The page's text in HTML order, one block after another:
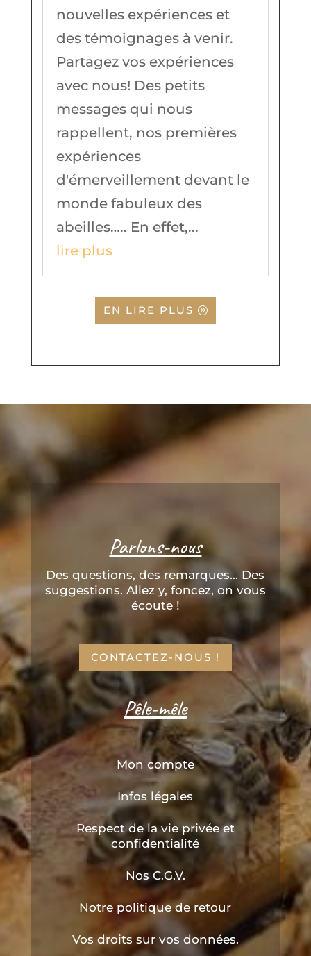
nouvelles expériences et
des témoignages à venir.
Partagez vos expériences
avec nous! Des petits
messages qui nous
rappellent, nos premières
expériences
d'émerveillement devant le
monde fabuleux des
abeilles….. En effet,...
lire plus
EN LIRE PLUS
Parlons-nous
Des questions, des remarques... Des
suggestions. Allez y, foncez, on vous
écoute !
CONTACTEZ-NOUS !
Pêle-mêle
Mon compte
Infos légales
Respect de la vie privée et
confidentialité
Nos C.G.V.
Notre politique de retour
Vos droits sur vos données.